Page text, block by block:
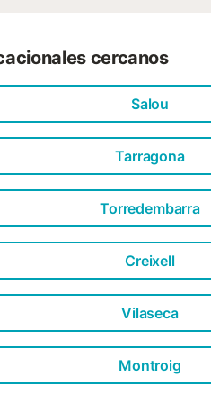
cercanos
Salou
Tarragona
Torredembarra
Creixell
Vilaseca
Montroig